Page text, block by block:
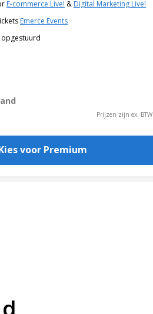
E-commerce Live! & Digital Marketing Live!
Emerce Events
opgestuurd
Prijzen zijn ex. BTW
voor Premium